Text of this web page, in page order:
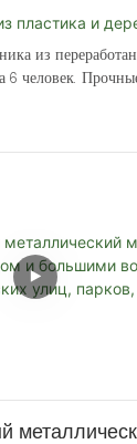
пластика и
из
6 человек.
и террас.